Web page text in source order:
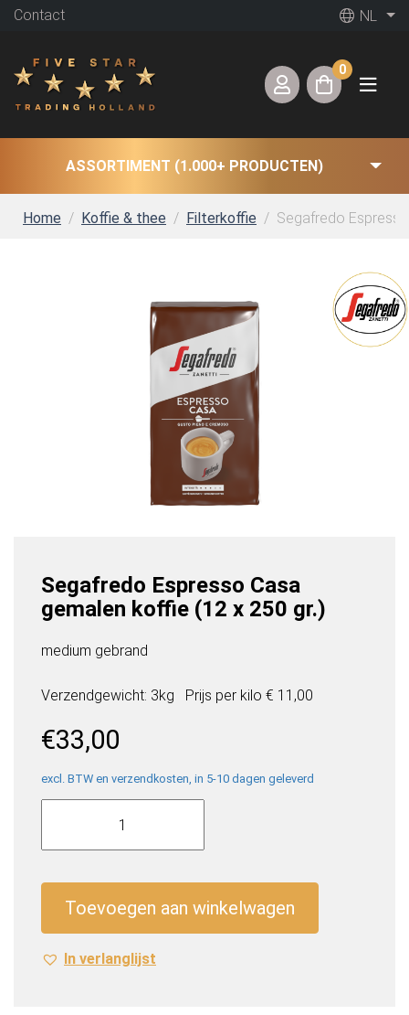
Contact NL
0
ASSORTIMENT (1.000+ PRODUCTEN)
Home Koffie & thee Filterkoffie Segafredo
Segafredo Espresso Casa
gemalen koffie (12 x 250 gr.)
medium gebrand
Verzendgewicht: 3kg Prijs per kilo € 11,00
€33,00
excl. BTW en verzendkosten, in 5-10 dagen geleverd
Segafredo
Casa
x
250
Toevoegen aan winkelwagen
In verlanglijst